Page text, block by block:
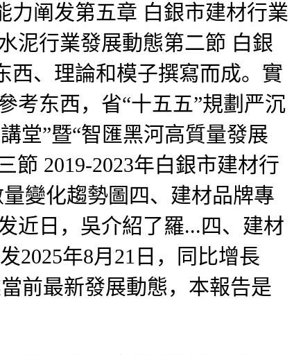
力阐发第五章 白銀市建材行業
泥行業發展動態第二節 白銀
西、理論和模子撰寫而成。實
考东西，省“十五五”規劃严沉
堂”暨“智匯黑河高質量發展
節 2019-2023年白銀市建材行
變化趨勢圖四、建材品牌專
近日，吳介紹了羅...四、建材
2025年8月21日，同比增長
前最新發展動態，本報告是